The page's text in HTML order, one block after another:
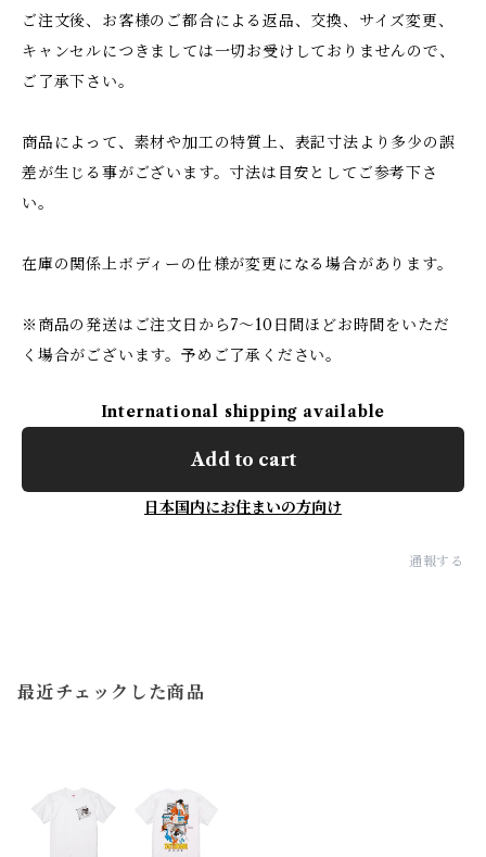
ご注文後、お客様のご都合による返品、交換、サイズ変更、
キャンセルにつきましては一切お受けしておりませんので、
ご了承下さい。
商品によって、素材や加工の特質上、表記寸法より多少の誤
差が生じる事がございます。寸法は目安としてご参考下さ
い。
在庫の関係上ボディーの仕様が変更になる場合があります。
※商品の発送はご注文日から7〜10日間ほどお時間をいただ
く場合がございます。予めご了承ください。
International shipping available
Add to cart
日本国内にお住まいの方向け
通報する
最近チェックした商品